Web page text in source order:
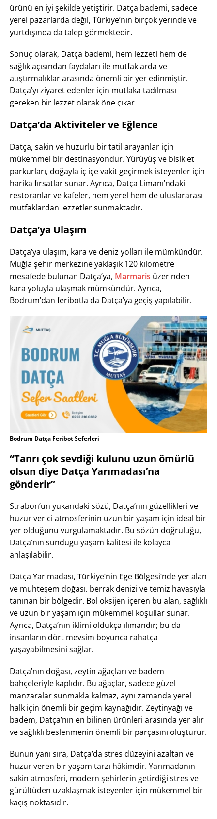
ürünü en iyi şekilde yetiştirir. Datça bademi, sadece
yerel pazarlarda değil, Türkiye’nin birçok yerinde ve
yurtdışında da talep görmektedir.
Sonuç olarak, Datça bademi, hem lezzeti hem de
sağlık açısından faydaları ile mutfaklarda ve
atıştırmalıklar arasında önemli bir yer edinmiştir.
Datça’yı ziyaret edenler için mutlaka tadılması
gereken bir lezzet olarak öne çıkar.
Datça’da Aktiviteler ve Eğlence
Datça, sakin ve huzurlu bir tatil arayanlar için
mükemmel bir destinasyondur. Yürüyüş ve bisiklet
parkurları, doğayla iç içe vakit geçirmek isteyenler için
harika fırsatlar sunar. Ayrıca, Datça Limanı’ndaki
restoranlar ve kafeler, hem yerel hem de uluslararası
mutfaklardan lezzetler sunmaktadır.
Datça’ya Ulaşım
Datça’ya ulaşım, kara ve deniz yolları ile mümkündür.
Muğla şehir merkezine yaklaşık 120 kilometre
mesafede bulunan Datça’ya, Marmaris üzerinden
kara yoluyla ulaşmak mümkündür. Ayrıca,
Bodrum’dan feribotla da Datça’ya geçiş yapılabilir.
Bodrum Datça Feribot Seferleri
“Tanrı çok sevdiği kulunu uzun ömürlü
olsun diye Datça Yarımadası’na
gönderir”
Strabon’un yukarıdaki sözü, Datça’nın güzellikleri ve
huzur verici atmosferinin uzun bir yaşam için ideal bir
yer olduğunu vurgulamaktadır. Bu sözün doğruluğu,
Datça’nın sunduğu yaşam kalitesi ile kolayca
anlaşılabilir.
Datça Yarımadası, Türkiye’nin Ege Bölgesi’nde yer alan
ve muhteşem doğası, berrak denizi ve temiz havasıyla
tanınan bir bölgedir. Bol oksijen içeren bu alan, sağlıklı
ve uzun bir yaşam için mükemmel koşullar sunar.
Ayrıca, Datça’nın iklimi oldukça ılımandır; bu da
insanların dört mevsim boyunca rahatça
yaşayabilmesini sağlar.
Datça’nın doğası, zeytin ağaçları ve badem
bahçeleriyle kaplıdır. Bu ağaçlar, sadece güzel
manzaralar sunmakla kalmaz, aynı zamanda yerel
halk için önemli bir geçim kaynağıdır. Zeytinyağı ve
badem, Datça’nın en bilinen ürünleri arasında yer alır
ve sağlıklı beslenmenin önemli bir parçasını oluşturur.
Bunun yanı sıra, Datça’da stres düzeyini azaltan ve
huzur veren bir yaşam tarzı hâkimdir. Yarımadanın
sakin atmosferi, modern şehirlerin getirdiği stres ve
gürültüden uzaklaşmak isteyenler için mükemmel bir
kaçış noktasıdır.